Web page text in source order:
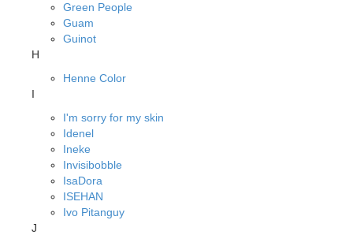
Green People
Guam
Guinot
H
Henne Color
I
I'm sorry for my skin
Idenel
Ineke
Invisibobble
IsaDora
ISEHAN
Ivo Pitanguy
J